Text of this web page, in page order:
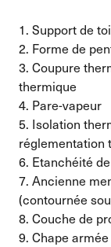
1. Support de
2. Forme de
3. Coupure
thermique
4. Pare-vapeur
5. Isolation
réglementation
6. Etanchéité
7. Ancienne
(contournée
8. Couche de
9. Chape armée